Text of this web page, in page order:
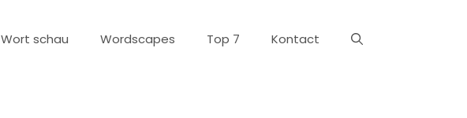
Wort schau Wordscapes Top 7 Kontact